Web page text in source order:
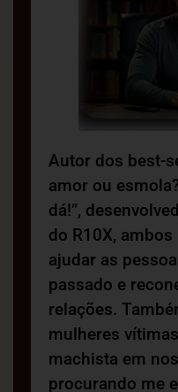
Autor dos best-
amor ou
dá!”,
do R10X,
ajudar as
passado e
relações.
mulheres
machista em
procurando me